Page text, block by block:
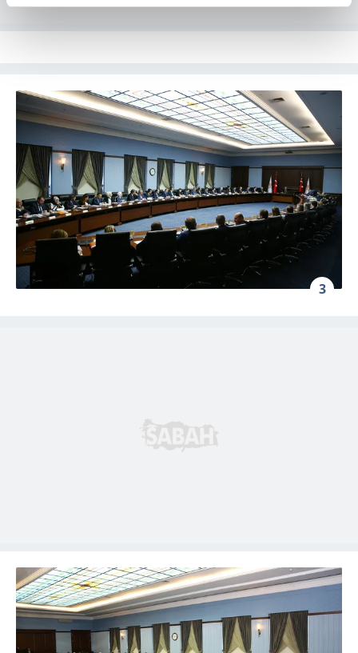
reklamların maliyetlerimizi karşılamak noktasında tek gelir
kalemimiz olduğunu sizlere hatırlatmak isteriz.
takdirde, kullanıcılara hedefli reklamlar
gösterilmeyecektir."
Sizlere daha iyi bir hizmet sunabilmek için İnternet
Sitemizde kendimize ve üçüncü kişilere ait çerezler
kullanılmaktadır. Bu çerezler vasıtasıyla çeşitli kişisel
verileriniz işlenmekte olup gerekli olan çerezler bilgi
toplumu hizmetlerinin sunulması amacıyla
kullanılmaktadır. Diğer çerezler, sitemizin daha işlevsel
kılınması ve kişiselleştirilmesi ve sizlere yönelik
reklam/pazarlama faaliyetlerinin yapılması, amaçlarıyla
6698 sayılı Kişisel Verilerin Korunması Kanunu uyarınca
hazırlanmış Aydınlatma Metnimizi okumak ve sitemizde
3